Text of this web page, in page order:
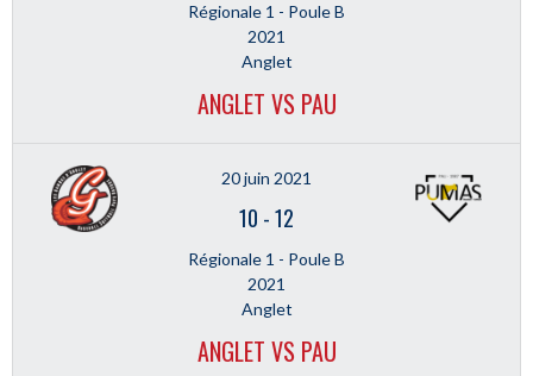
Régionale 1 - Poule B
2021
Anglet
ANGLET VS PAU
20 juin 2021
10 -12
Régionale 1 - Poule B
2021
Anglet
ANGLET VS PAU